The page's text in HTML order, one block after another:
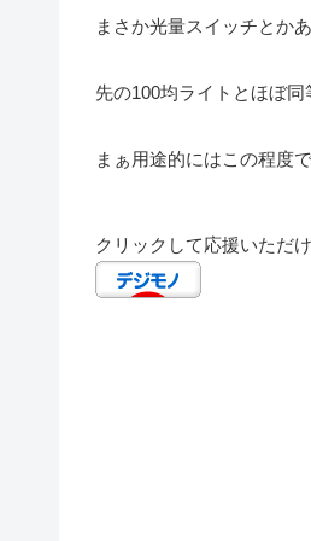
まさか光量スイッチとか
先の100均ライトとほぼ同
まぁ用途的にはこの程度
クリックして応援いただ